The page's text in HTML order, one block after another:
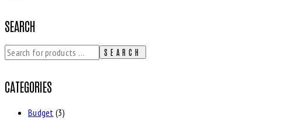
SEARCH
SEARCH
CATEGORIES
Budget (3)